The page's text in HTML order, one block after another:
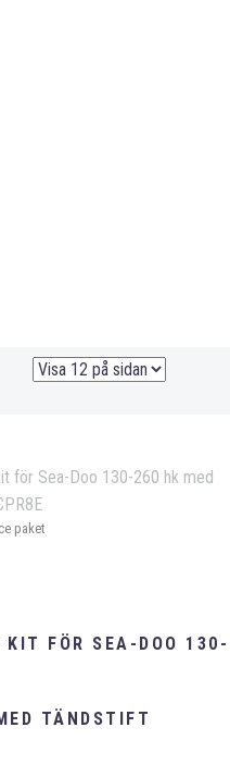
paket
KIT FÖR SEA-DOO 130-
TÄNDSTIFT